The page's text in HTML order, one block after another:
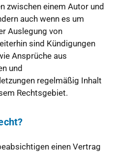
zwischen einem Autor und
auch wenn es um
Auslegung von
sind Kündigungen
Ansprüche aus
und
regelmäßig Inhalt
Rechtsgebiet.
einen Vertrag